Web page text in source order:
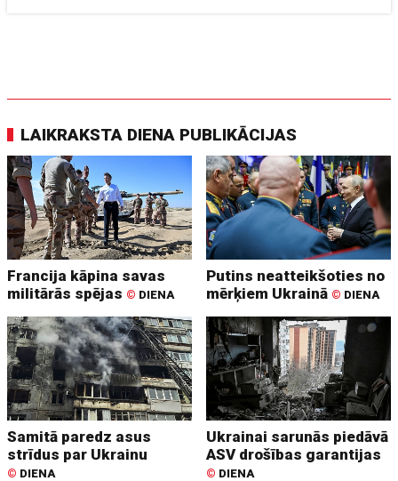
LAIKRAKSTA DIENA PUBLIKĀCIJAS
Francija kāpina savas
militārās spējas © DIENA
Putins neatteikšoties no
mērķiem Ukrainā © DIENA
Samitā paredz asus
strīdus par Ukrainu
© DIENA
Ukrainai sarunās piedāvā
ASV drošības garantijas
© DIENA